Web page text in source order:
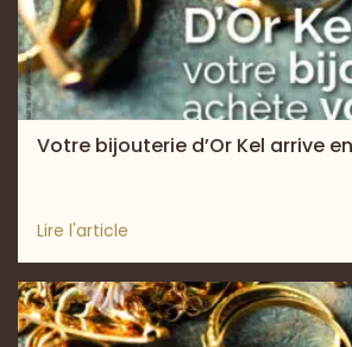
Votre bijouterie d’Or Kel arrive
Lire l'article